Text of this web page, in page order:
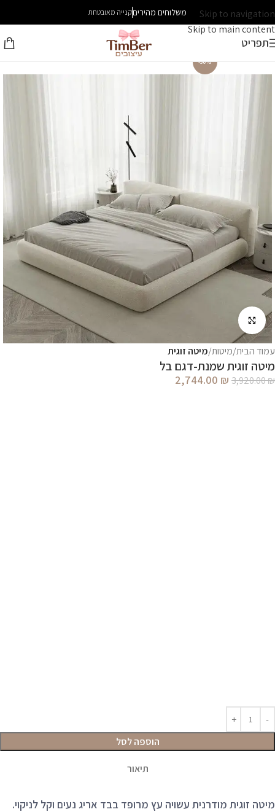
Skip to navigation
Skip to main content
משלוחים מהיריםקנייה מאובטחת
תפריט
עמוד הבית מיטות מיטה זוגית
מיטה זוגית שמנת-דגם בל
3,920.00₪
2,744.00 ₪
הוספה לסל
תיאור
מיטה זוגית מודרנית עשויה עץ מרופד בבד אריג נעים וקל לניקוי.
-30%
לחץ להגדלה